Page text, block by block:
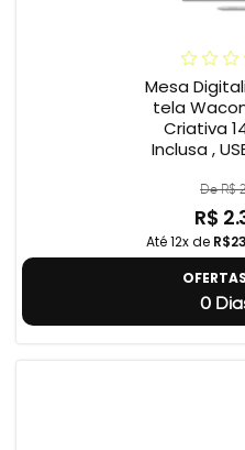
Mesa
tela
Criativa
Inclusa ,
De R$
R$
Até 12x de
0